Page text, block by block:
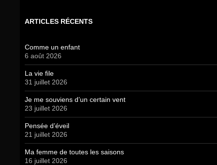
ARTICLES RÉCENTS
Comme un enfant
6 août 2026
La vie file
31 juillet 2026
Je me souviens d’un certain vent
23 juillet 2026
Pensée d’éveil
21 juillet 2026
Ma femme de toutes les saisons
16 juillet 2026